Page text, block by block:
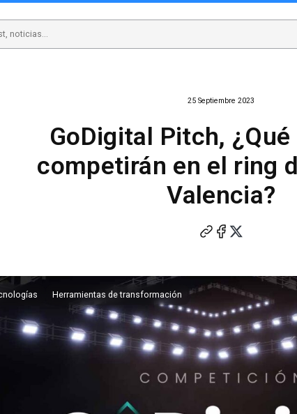
25 Septiembre 2023
GoDigital Pitch,
competirán en el ring
Valencia?
Herramientas de transformación